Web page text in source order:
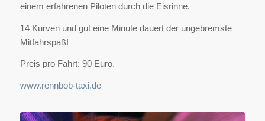
einem erfahrenen Piloten durch die Eisrinne.
14 Kurven und gut eine Minute dauert der ungebremste
Mitfahrspaß!
Preis pro Fahrt: 90 Euro.
www.rennbob-taxi.de